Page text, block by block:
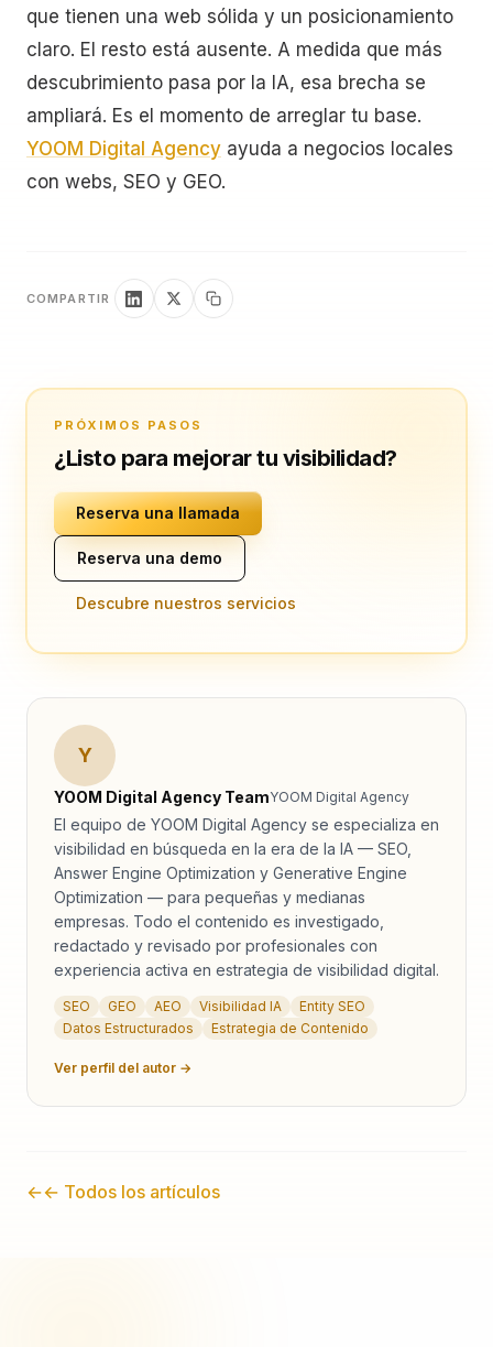
que tienen una web sólida y un posicionamiento
claro. El resto está ausente. A medida que más
descubrimiento pasa por la IA, esa brecha se
ampliará. Es el momento de arreglar tu base.
YOOM Digital Agency ayuda a negocios locales
con webs, SEO y GEO.
COMPARTIR
PRÓXIMOS PASOS
¿Listo para mejorar tu visibilidad?
Reserva una llamada
Reserva una demo
Descubre nuestros servicios
Y
YOOM Digital Agency TeamYOOM Digital Agency
El equipo de YOOM Digital Agency se especializa en
visibilidad en búsqueda en la era de la IA — SEO,
Answer Engine Optimization y Generative Engine
Optimization — para pequeñas y medianas
empresas. Todo el contenido es investigado,
redactado y revisado por profesionales con
experiencia activa en estrategia de visibilidad digital.
SEO GEO AEO Visibilidad IA
Entity SEO
Datos Estructurados
Estrategia de Contenido
Ver perfil del autor →
←← Todos los artículos